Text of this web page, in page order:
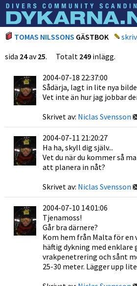
Dyknyheter
TOMAS NILSSONS GÄSTBOK
sida 24av25. Totalt 249 inlägg.
2004-07-18 22:37:00
Sådärja, lagt in lite nya
Vet inte än hur jag jobbar
Skrivet av: Niclas Svensson
2004-07-11 21:20:27
Ha ha, skyll dig själv...
Vet du när du kommer så
att planera in nåt?
Skrivet av: Niclas Svensson
2004-07-10 14:01:06
Tjenamoss!
Går bra därnere?
Kom hem från Malta för en
häftig dykning med
vrakpenetrering och sånt
25-30 meter. Lägger upp